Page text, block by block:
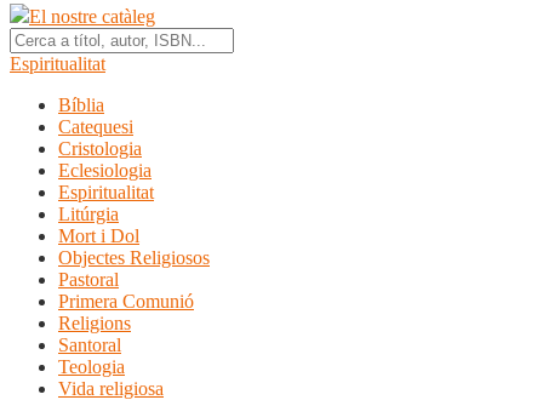
El nostre catàleg
Espiritualitat
Bíblia
Catequesi
Cristologia
Eclesiologia
Espiritualitat
Litúrgia
Mort i Dol
Objectes Religiosos
Pastoral
Primera Comunió
Religions
Santoral
Teologia
Vida religiosa